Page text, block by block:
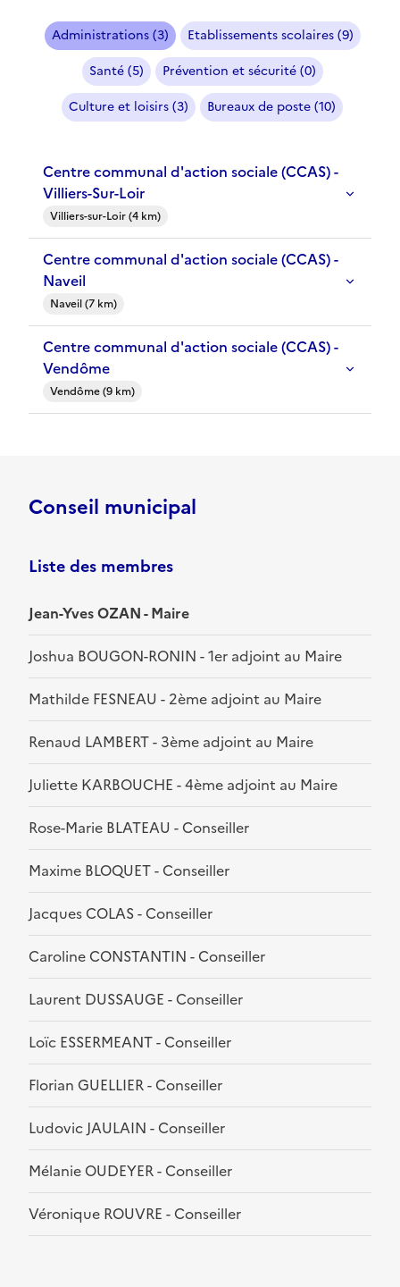
Administrations (3)
Etablissements scolaires (9)
Santé (5)
Prévention et sécurité (0)
Culture et loisirs (3)
Bureaux de poste (10)
Centre communal d'action sociale (CCAS) -
Villiers-Sur-Loir
Villiers-sur-Loir (4 km)
Centre communal d'action sociale (CCAS) -
Naveil
Naveil (7 km)
Centre communal d'action sociale (CCAS) -
Vendôme
Vendôme (9 km)
Conseil municipal
Liste des membres
Jean-Yves OZAN - Maire
Joshua BOUGON-RONIN - 1er adjoint au Maire
Mathilde FESNEAU - 2ème adjoint au Maire
Renaud LAMBERT - 3ème adjoint au Maire
Juliette KARBOUCHE - 4ème adjoint au Maire
Rose-Marie BLATEAU - Conseiller
Maxime BLOQUET - Conseiller
Jacques COLAS - Conseiller
Caroline CONSTANTIN - Conseiller
Laurent DUSSAUGE - Conseiller
Loïc ESSERMEANT - Conseiller
Florian GUELLIER - Conseiller
Ludovic JAULAIN - Conseiller
Mélanie OUDEYER - Conseiller
Véronique ROUVRE - Conseiller